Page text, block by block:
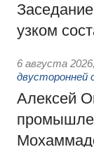
узком
6 августа 2026,
двусторонней
Алексей